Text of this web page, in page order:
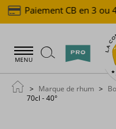
Paiement CB en 3 ou
MENU
Marque de rhum
70cl - 40°